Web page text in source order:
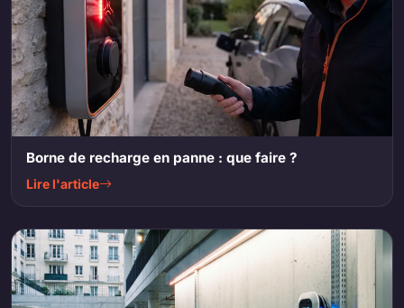
Borne de recharge en panne : que faire ?
Lire l'article